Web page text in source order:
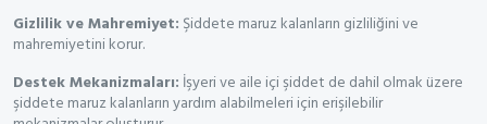
Gizlilik ve Mahremiyet: Şiddete maruz kalanların gizliliğini ve
mahremiyetini korur.
Destek Mekanizmaları: İşyeri ve aile içi şiddet de dahil olmak üzere
şiddete maruz kalanların yardım alabilmeleri için erişilebilir